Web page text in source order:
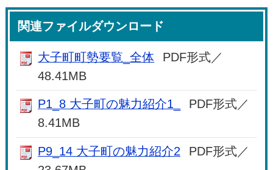
関連ファイルダウンロード
大子町町勢要覧_全体
PDF形式／
48.41MB
P1_8 大子町の魅力紹介1_
PDF形式／
8.41MB
P9_14 大子町の魅力紹介2
PDF形式／